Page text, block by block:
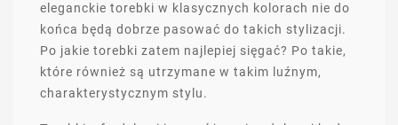
eleganckie torebki w klasycznych kolorach nie do
końca będą dobrze pasować do takich stylizacji.
Po jakie torebki zatem najlepiej sięgać? Po takie,
które również są utrzymane w takim luźnym,
charakterystycznym stylu.